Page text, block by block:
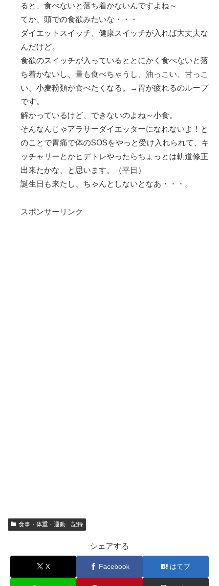
ると、食べないと落ち着かないんですよね～
てか、頭での食欲みたいな・・・
ダイエットスイッチ、健康スイッチが入れば大丈夫な
んだけど。
食欲のスイッチが入っているととにかく食べないと落
ち着かないし、量も食べちゃうし、油っこい、甘っこ
い、小麦粉類が食べたくなる。→胃が疲れるのループ
です。
解かっているけど、できないのよね～小食。
そんなんじゃアラサーダイエッターになれないよ！と
のことで胃痛で体のSOSをやっと受け入れられて、キ
ッチャリーとかヒデトレやったらちょっとは軌道修正
出来たかな、と思います。（平日）
誕生日も来たし、ちゃんとしないとなあ・・・。
スポンサーリンク
食事・体重・運動 記録
シェアする
X Facebook はてブ